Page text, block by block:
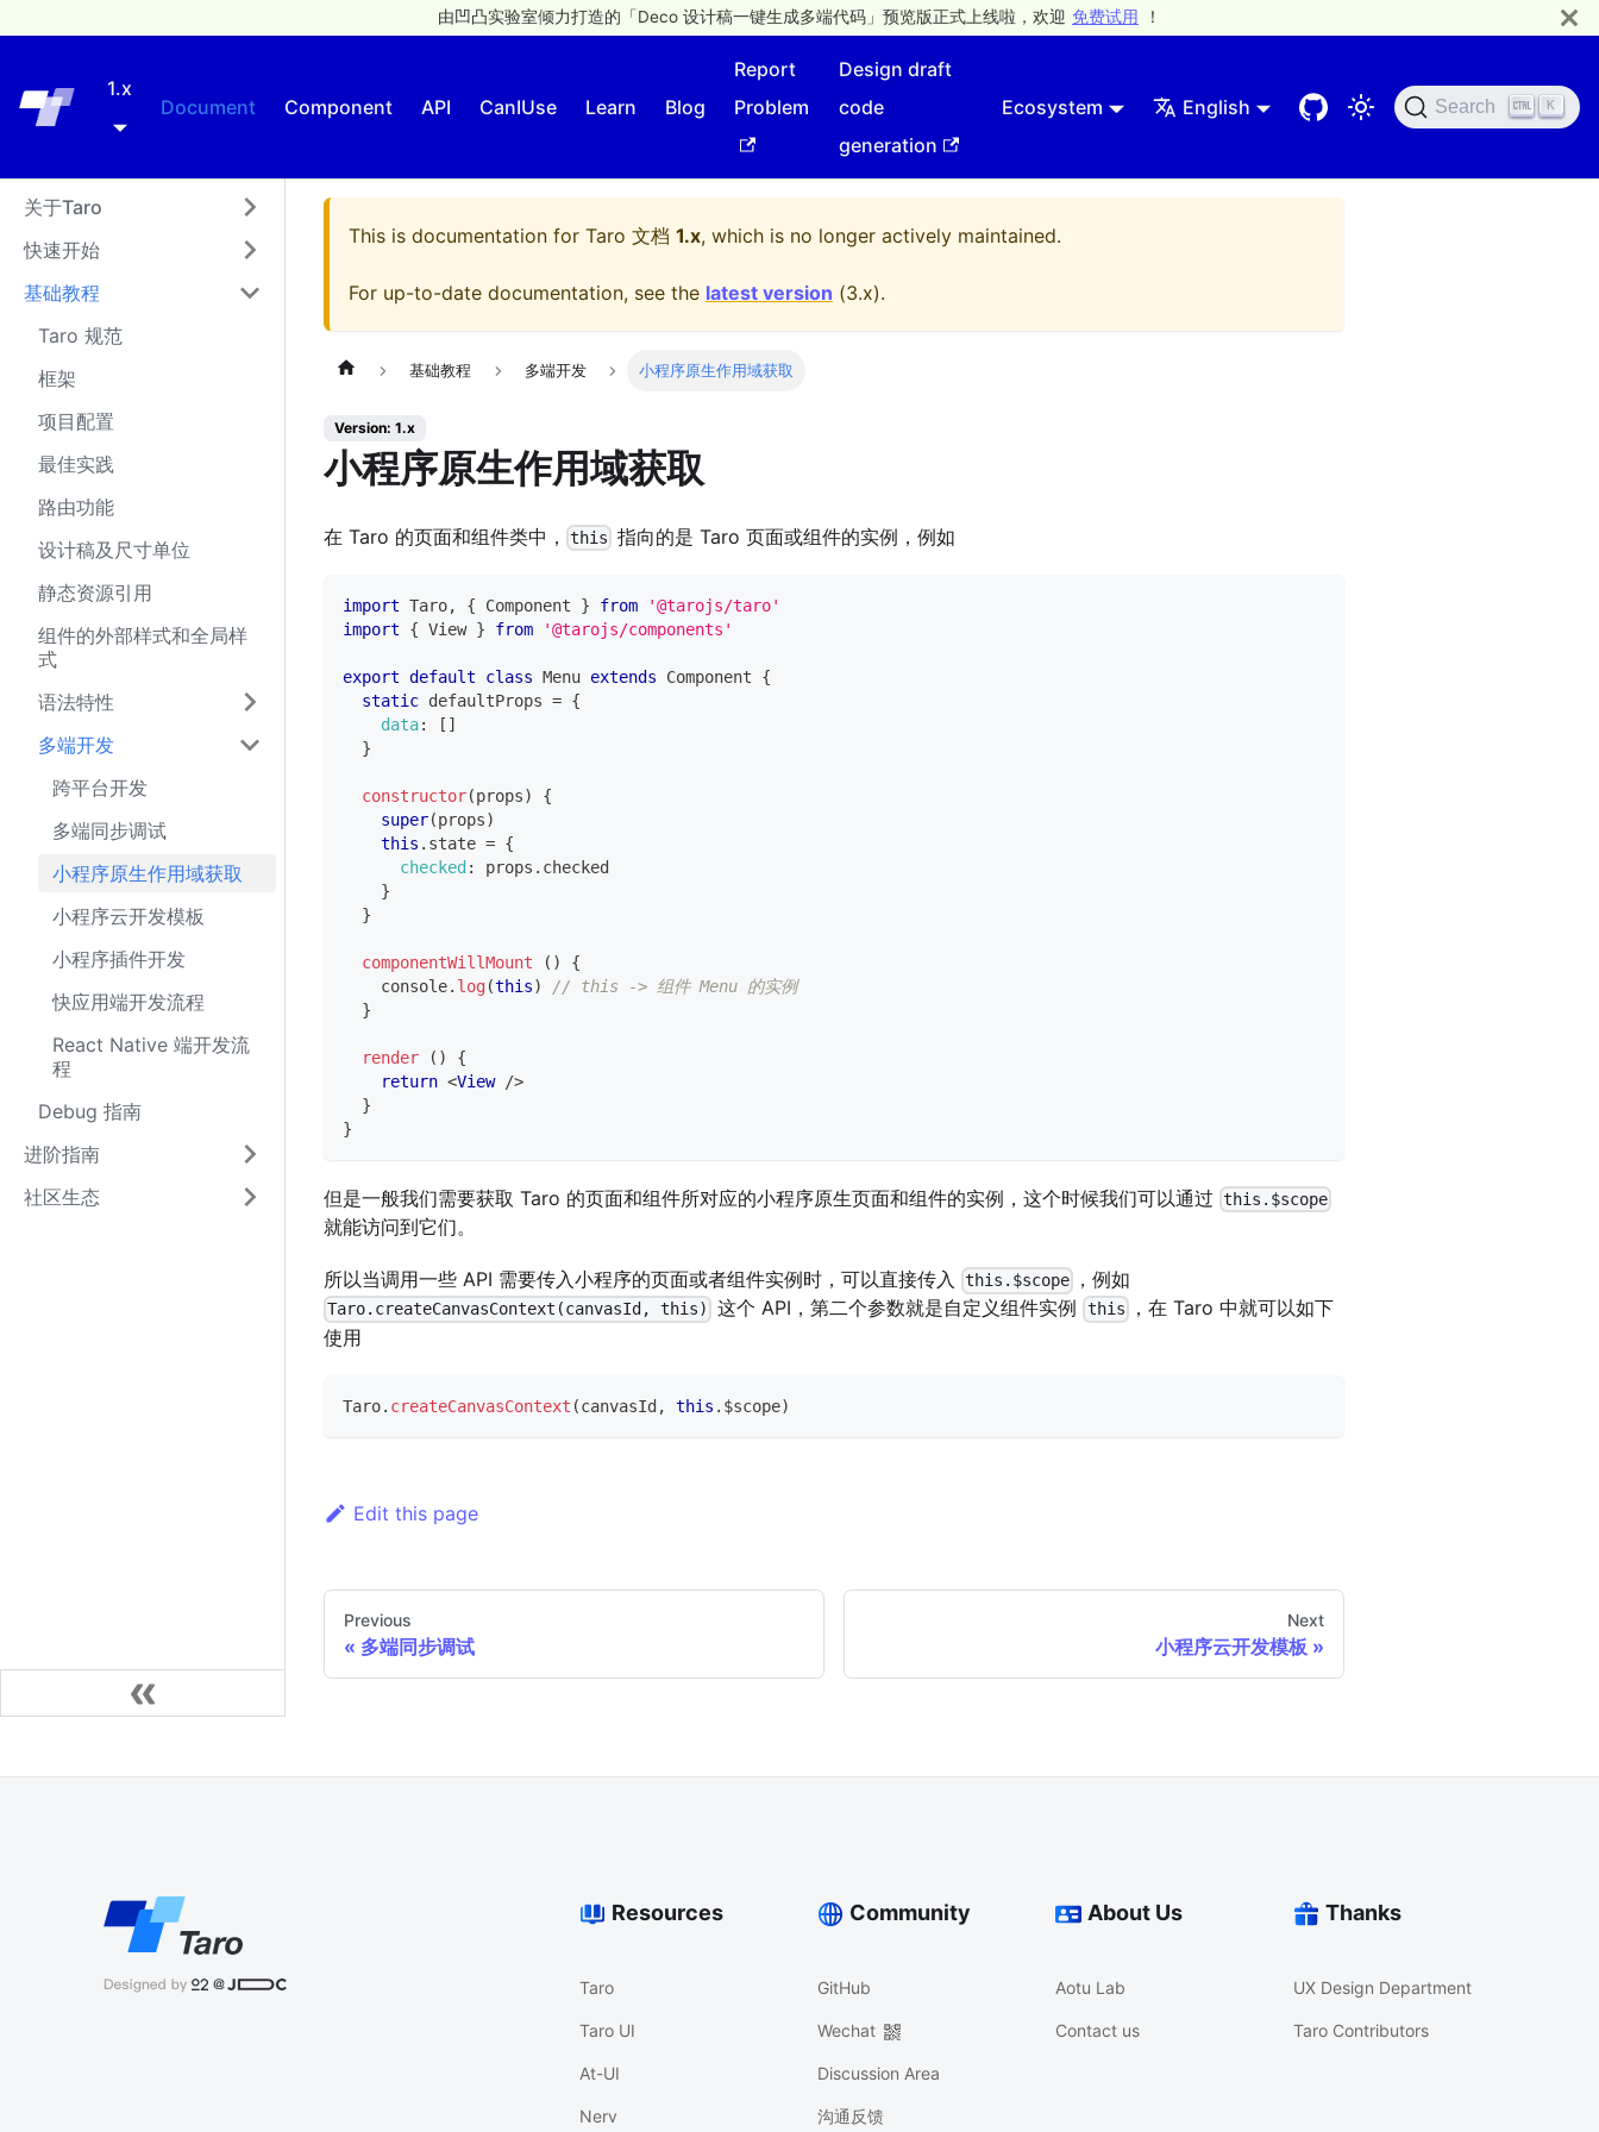
由凹凸实验室倾力打造的「Deco 设计稿一键生成多端代码」预览版正式上线啦，欢迎 免费试用 ！
1.x
Document
Component API CanIUse Learn Blog
Report
Problem
Design draft
code
generation
Ecosystem English Search K
关于Taro
快速开始
基础教程
Taro 规范
框架
项目配置
最佳实践
路由功能
设计稿及尺寸单位
静态资源引用
组件的外部样式和全局样
式
语法特性
多端开发
跨平台开发
多端同步调试
小程序原生作用域获取
小程序云开发模板
小程序插件开发
快应用端开发流程
React Native 端开发流
程
Debug 指南
进阶指南
社区生态
This is documentation for Taro 文档 1.x, which is no longer actively maintained.
For up-to-date documentation, see the latest version (3.x).
基础教程 多端开发 小程序原生作用域获取
Version: 1.x
小程序原生作用域获取
在 Taro 的页面和组件类中， this 指向的是 Taro 页面或组件的实例，例如
import Taro, { Component } from
'@tarojs/taro'
import
{ View } from '@tarojs/components'
export default class Menu extends Component
{
static defaultProps = {
data: [ ]
}
constructor(props)
{
super(props)
this . state = {
checked : props . checked
}
}
componentWillMount ( )
{
console. log(this)
// this -> 组件 Menu 的实例
}
render ( )
{
return <View
/>
}
}
但是一般我们需要获取 Taro 的页面和组件所对应的小程序原生页面和组件的实例，这个时候我们可以通过 this.$scope
就能访问到它们。
所以当调用一些 API 需要传入小程序的页面或者组件实例时，可以直接传入 this.$scope ，例如
Taro.createCanvasContext(canvasId, this) 这个 API，第二个参数就是自定义组件实例 this ，在 Taro 中就可以如下
使用
Taro. createCanvasContext (canvasId, this . $scope)
Edit this page
Previous
多端同步调试
Next
小程序云开发模板
Resources
Taro
Taro UI
At-UI
Nerv
Community
GitHub
Wechat
Discussion Area
沟通反馈
About Us
Aotu Lab
Contact us
Thanks
UX Design Department
Taro Contributors